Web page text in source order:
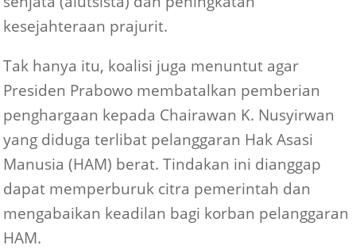
kesejahteraan prajurit.
Tak hanya itu, koalisi juga menuntut agar
Presiden Prabowo membatalkan pemberian
penghargaan kepada Chairawan K. Nusyirwan
yang diduga terlibat pelanggaran Hak Asasi
Manusia (HAM) berat. Tindakan ini dianggap
dapat memperburuk citra pemerintah dan
mengabaikan keadilan bagi korban pelanggaran
HAM.